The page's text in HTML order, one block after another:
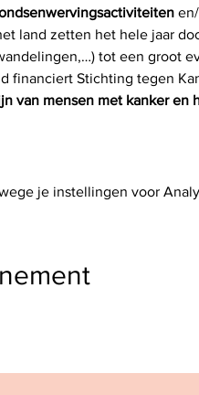
land zetten het hele jaar
tot een groot
financiert Stichting tegen
van mensen met kanker en
je instellingen voor